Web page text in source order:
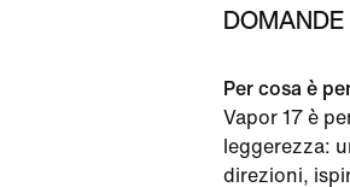
DOMANDE
Per cosa è
Vapor 17 è
leggerezza:
direzioni,